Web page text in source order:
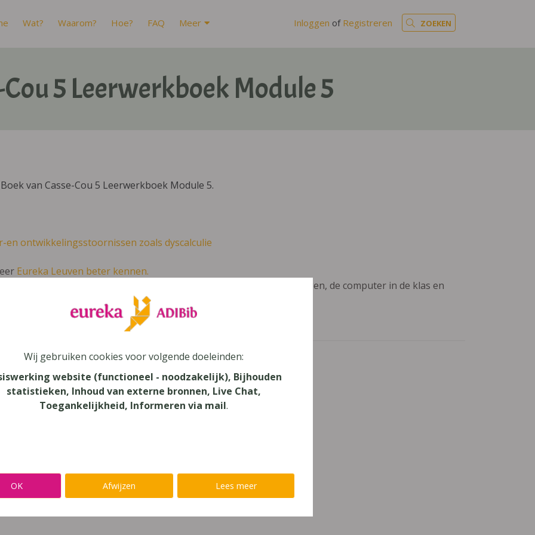
Wat? Waarom? Hoe? FAQ Meer Inloggen of Registreren ZOEKEN
Cou 5 Leerwerkboek Module 5
van Casse-Cou 5 Leerwerkboek Module 5.
en ontwikkelingsstoornissen zoals dyscalculie
Eureka Leuven beter kennen.
in je talent'
en lees meer over thema's als redelijke aanpassingen, de computer in de klas en
Cou 5 Leerwerkboek Module 5
Wij gebruiken cookies voor volgende doeleinden:
website (functioneel - noodzakelijk), Bijhouden
statistieken, Inhoud van externe bronnen, Live Chat,
Toegankelijkheid, Informeren via mail.
OK Afwijzen Lees meer